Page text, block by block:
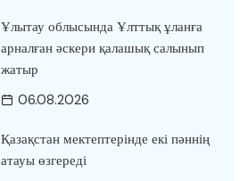
Ұлытау облысында Ұлттық ұланға
арналған әскери қалашық салынып
жатыр
06.08.2026
Қазақстан мектептерінде екі пәннің
атауы өзгереді